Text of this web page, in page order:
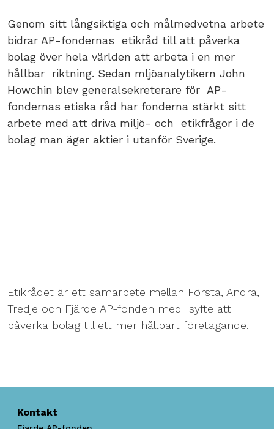
Genom sitt långsiktiga och målmedvetna arbete
bidrar AP-fondernas etikråd till att påverka
bolag över hela världen att arbeta i en mer
hållbar riktning. Sedan mljöanalytikern John
Howchin blev generalsekreterare för AP-
fondernas etiska råd har fonderna stärkt sitt
arbete med att driva miljö- och etikfrågor i de
bolag man äger aktier i utanför Sverige.
Etikrådet är ett samarbete mellan Första, Andra,
Tredje och Fjärde AP-fonden med syfte att
påverka bolag till ett mer hållbart företagande.
Kontakt